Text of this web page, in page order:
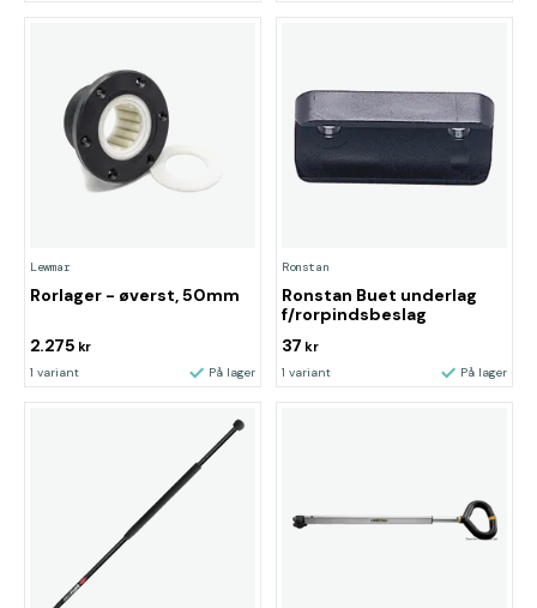
Lewmar
Rorlager - øverst, 50mm
2.275 kr
1 variant På lager
Ronstan
Ronstan Buet underlag
f/rorpindsbeslag
37 kr
1 variant På lager